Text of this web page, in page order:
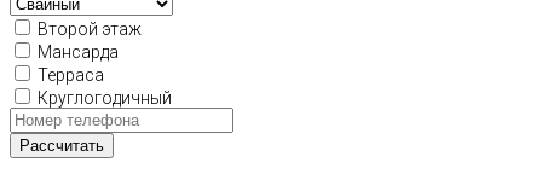
Второй этаж
Мансарда
Терраса
Круглогодичный